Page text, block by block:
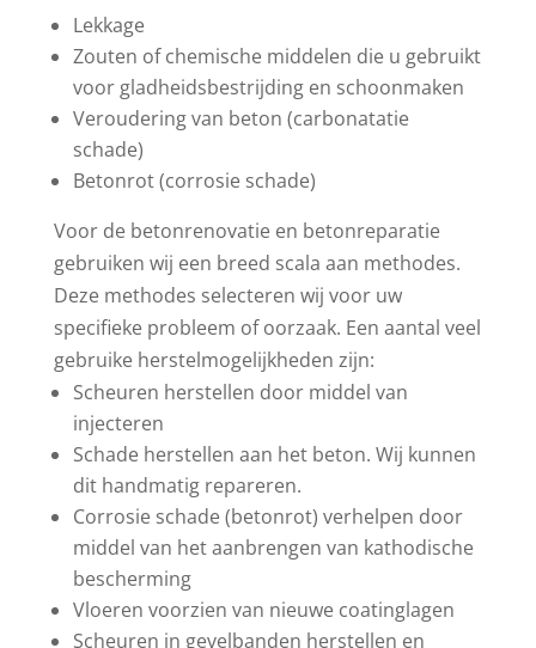
Lekkage
Zouten of chemische middelen die u gebruikt
voor gladheidsbestrijding en schoonmaken
Veroudering van beton (carbonatatie
schade)
Betonrot (corrosie schade)
Voor de betonrenovatie en betonreparatie
gebruiken wij een breed scala aan methodes.
Deze methodes selecteren wij voor uw
specifieke probleem of oorzaak. Een aantal veel
gebruike herstelmogelijkheden zijn:
Scheuren herstellen door middel van
injecteren
Schade herstellen aan het beton. Wij kunnen
dit handmatig repareren.
Corrosie schade (betonrot) verhelpen door
middel van het aanbrengen van kathodische
bescherming
Vloeren voorzien van nieuwe coatinglagen
Scheuren in gevelbanden herstellen en